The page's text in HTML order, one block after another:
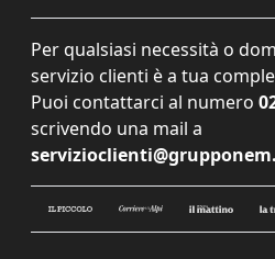
Per qualsiasi necessità o
servizio clienti è a tua
Puoi contattarci al numero
scrivendo una mail a